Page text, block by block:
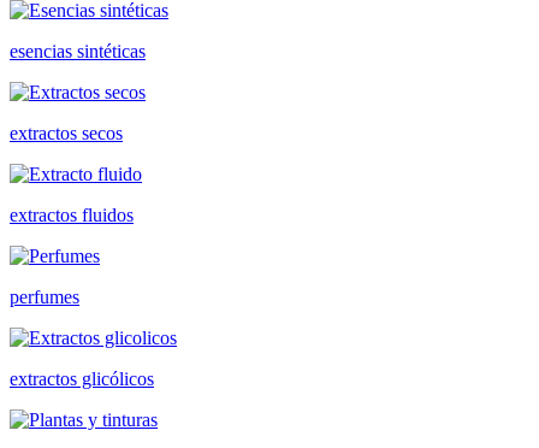
esencias sintéticas
extractos secos
extractos fluidos
perfumes
extractos glicólicos